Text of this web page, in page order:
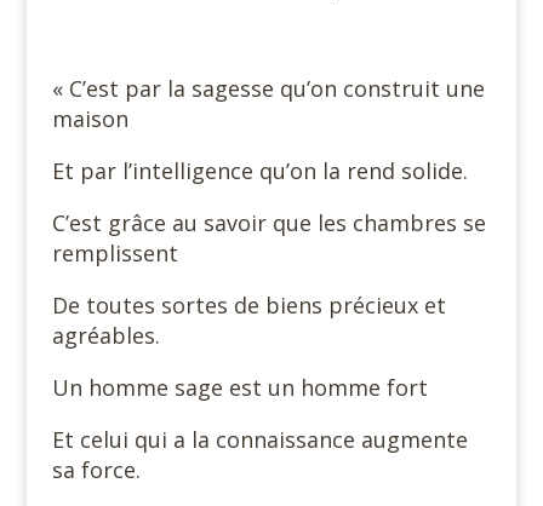
« C’est par la sagesse qu’on construit une
maison
Et par l’intelligence qu’on la rend solide.
C’est grâce au savoir que les chambres se
remplissent
De toutes sortes de biens précieux et
agréables.
Un homme sage est un homme fort
Et celui qui a la connaissance augmente
sa force.